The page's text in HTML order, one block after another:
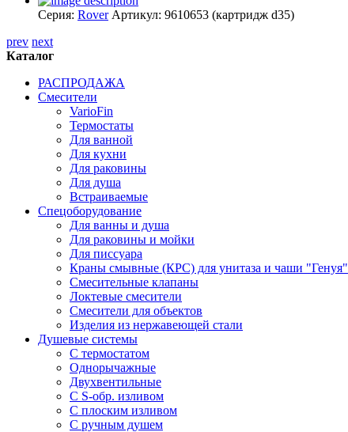
Серия: Rover Артикул: 9610653 (картридж d35)
prev next
Каталог
РАСПРОДАЖА
Смесители
VarioFin
Термостаты
Для ванной
Для кухни
Для раковины
Для душа
Встраиваемые
Спецоборудование
Для ванны и душа
Для раковины и мойки
Для писсуара
Краны смывные (КРС) для унитаза и чаши "Генуя"
Смесительные клапаны
Локтевые смесители
Смесители для объектов
Изделия из нержавеющей стали
Душевые системы
С термостатом
Однорычажные
Двухвентильные
С S-обр. изливом
С плоским изливом
С ручным душем